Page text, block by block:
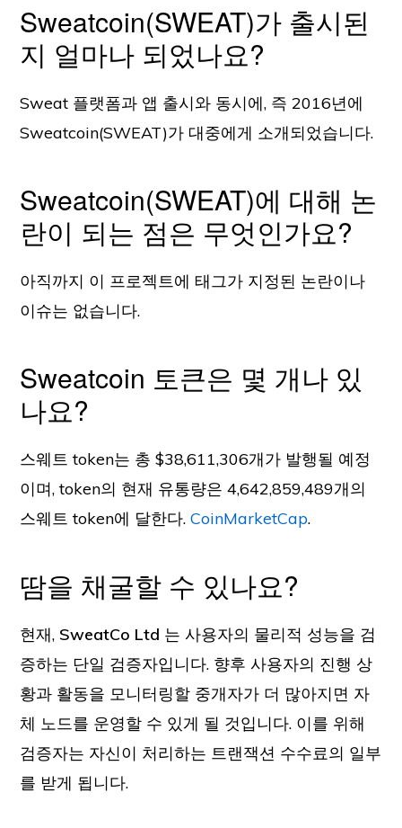
Sweatcoin(SWEAT)가 출시된
지 얼마나 되었나요?
Sweat 플랫폼과 앱 출시와 동시에, 즉 2016년에
Sweatcoin(SWEAT)가 대중에게 소개되었습니다.
Sweatcoin(SWEAT)에 대해 논
란이 되는 점은 무엇인가요?
아직까지 이 프로젝트에 태그가 지정된 논란이나
이슈는 없습니다.
Sweatcoin 토큰은 몇 개나 있
나요?
스웨트 token는 총 $38,611,306개가 발행될 예정
이며, token의 현재 유통량은 4,642,859,489개의
스웨트 token에 달한다.CoinMarketCap.
땀을 채굴할 수 있나요?
현재, SweatCo Ltd 는 사용자의 물리적 성능을 검
증하는 단일 검증자입니다. 향후 사용자의 진행 상
황과 활동을 모니터링할 중개자가 더 많아지면 자
체 노드를 운영할 수 있게 될 것입니다. 이를 위해
검증자는 자신이 처리하는 트랜잭션 수수료의 일부
를 받게 됩니다.